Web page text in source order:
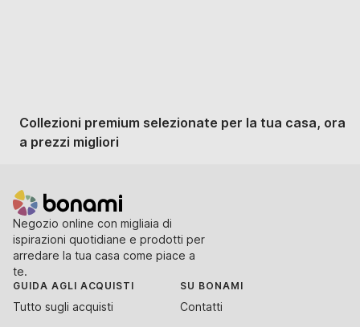
Collezioni premium selezionate per la tua casa, ora
a prezzi migliori
Negozio online con migliaia di
ispirazioni quotidiane e prodotti per
arredare la tua casa come piace a
te.
GUIDA AGLI ACQUISTI
Tutto sugli acquisti
SU BONAMI
Contatti